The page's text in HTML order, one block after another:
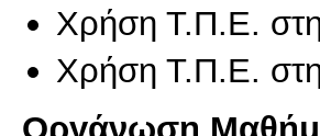
Χρήση Τ.Π.Ε.
Χρήση Τ.Π.Ε.